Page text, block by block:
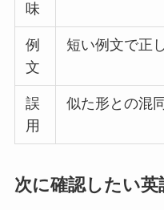
味
例
文
短い例文で正
誤
用
似た形との混
次に確認したい英